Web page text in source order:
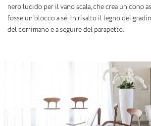
nero lucido per il vano scala, che crea un cono
fosse un blocco a sé. In risalto il legno dei
del corrimano e a seguire del parapetto.